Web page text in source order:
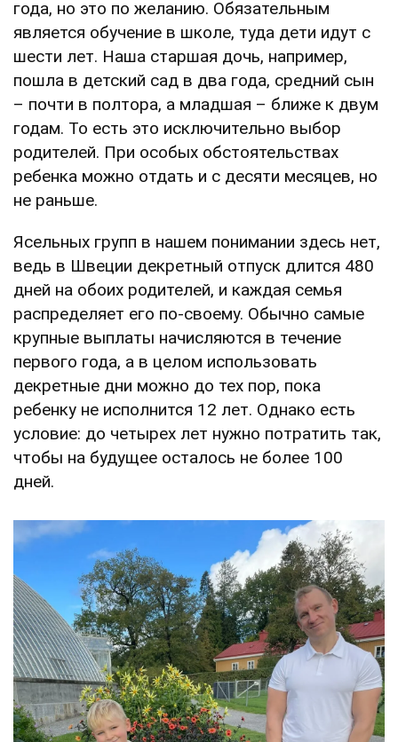
года, но это по желанию. Обязательным
является обучение в школе, туда дети идут с
шести лет. Наша старшая дочь, например,
пошла в детский сад в два года, средний сын
– почти в полтора, а младшая – ближе к двум
годам. То есть это исключительно выбор
родителей. При особых обстоятельствах
ребенка можно отдать и с десяти месяцев, но
не раньше.
Ясельных групп в нашем понимании здесь нет,
ведь в Швеции декретный отпуск длится 480
дней на обоих родителей, и каждая семья
распределяет его по-своему. Обычно самые
крупные выплаты начисляются в течение
первого года, а в целом использовать
декретные дни можно до тех пор, пока
ребенку не исполнится 12 лет. Однако есть
условие: до четырех лет нужно потратить так,
чтобы на будущее осталось не более 100
дней.